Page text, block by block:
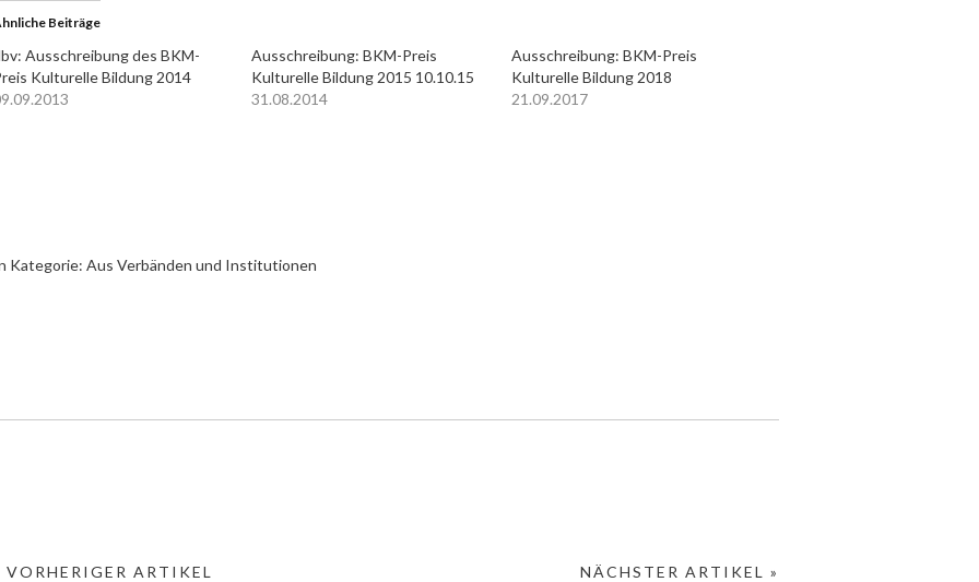
Beiträge
Ausschreibung des BKM-
Kulturelle Bildung 2014
Ausschreibung: BKM-Preis
Kulturelle Bildung 2015 10.10.15
31.08.2014
Ausschreibung: BKM-Preis
Kulturelle Bildung 2018
21.09.2017
Kategorie: Aus Verbänden und Institutionen
NÄCHSTER ARTIKEL »
VORHERIGER ARTIKEL